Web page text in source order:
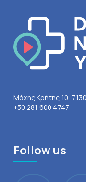
Μάχης Κρήτης 10,
+30 281 600 4747
Follow us